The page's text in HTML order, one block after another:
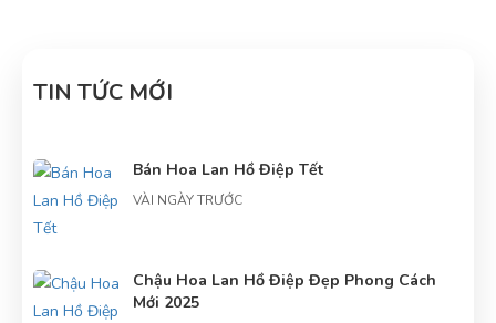
TIN TỨC MỚI
Bán Hoa Lan Hồ Điệp Tết
VÀI NGÀY TRƯỚC
Chậu Hoa Lan Hồ Điệp Đẹp Phong Cách
Mới 2025